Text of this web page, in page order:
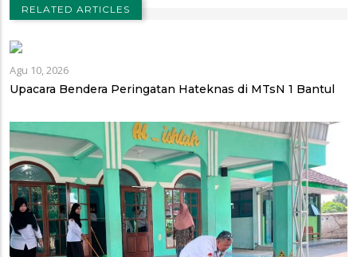
RELATED ARTICLES
Agu 10, 2026
Upacara Bendera Peringatan Hateknas di MTsN 1 Bantul